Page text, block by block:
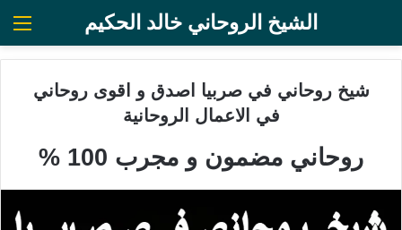
الشيخ الروحاني خالد الحكيم
شيخ روحاني في صربيا اصدق و اقوى روحاني
في الاعمال الروحانية
روحاني مضمون و مجرب 100 %